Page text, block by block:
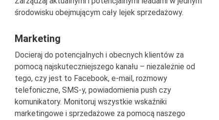
środowisku obejmującym cały lejek sprzedażowy.
Marketing
Docieraj do potencjalnych i obecnych klientów za
pomocą najskuteczniejszego kanału – niezależnie od
tego, czy jest to Facebook, e-mail, rozmowy
telefoniczne, SMS-y, powiadomienia push czy
komunikatory. Monitoruj wszystkie wskaźniki
marketingowe i sprzedażowe za pomocą naszego